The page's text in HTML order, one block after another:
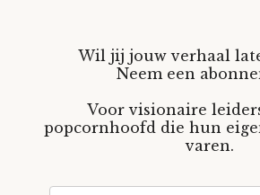
Wil jij jouw verhaal
Neem een
Voor visionaire
popcornhoofd die hun
varen.